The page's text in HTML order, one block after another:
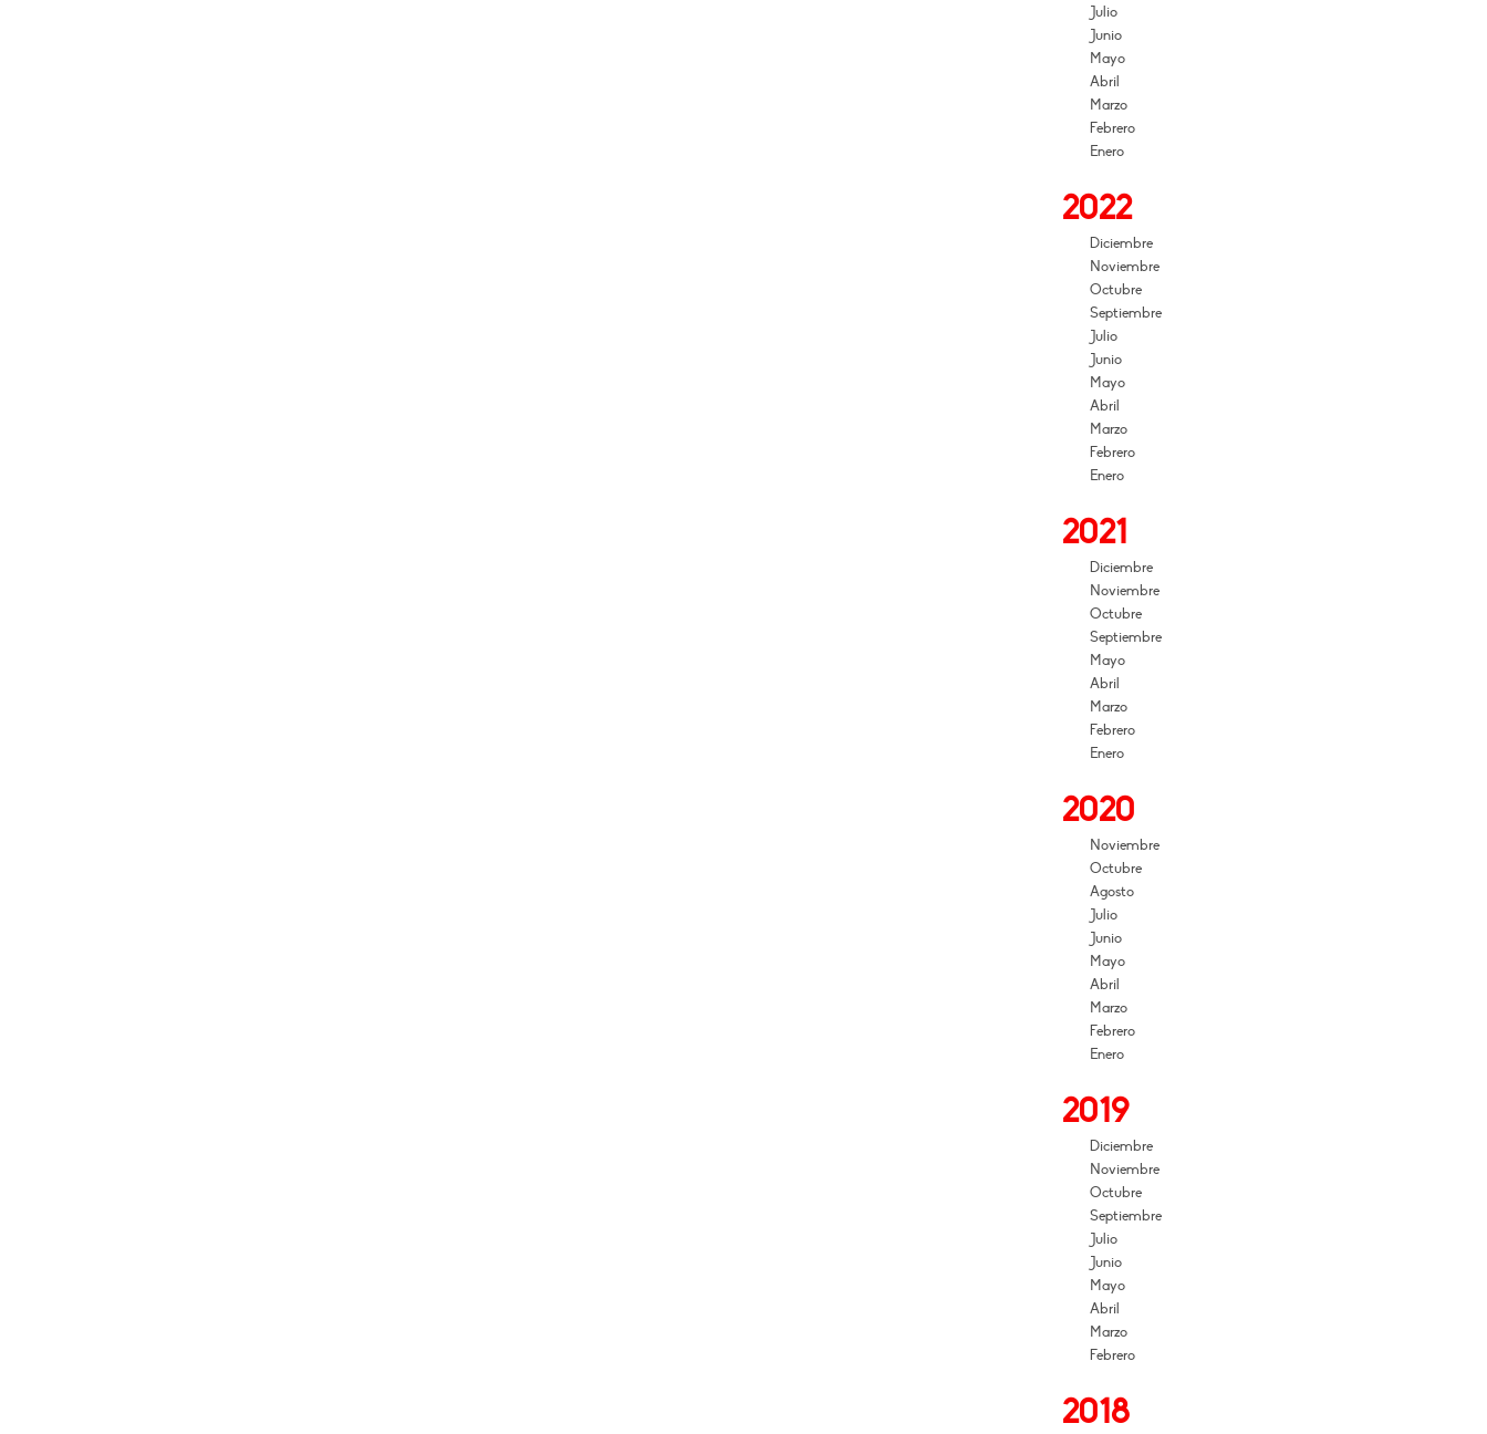
Julio
Junio
Mayo
Abril
Marzo
Febrero
Enero
2022
Diciembre
Noviembre
Octubre
Septiembre
Julio
Junio
Mayo
Abril
Marzo
Febrero
Enero
2021
Diciembre
Noviembre
Octubre
Septiembre
Mayo
Abril
Marzo
Febrero
Enero
2020
Noviembre
Octubre
Agosto
Julio
Junio
Mayo
Abril
Marzo
Febrero
Enero
2019
Diciembre
Noviembre
Octubre
Septiembre
Julio
Junio
Mayo
Abril
Marzo
Febrero
2018